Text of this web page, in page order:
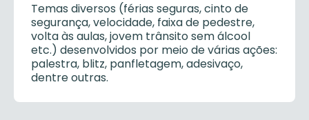
Temas diversos (férias seguras, cinto de
segurança, velocidade, faixa de pedestre,
volta às aulas, jovem trânsito sem álcool
etc.) desenvolvidos por meio de várias ações:
palestra, blitz, panfletagem, adesivaço,
dentre outras.